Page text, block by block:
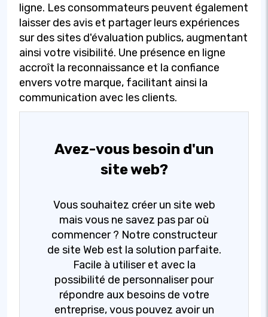
ligne. Les consommateurs peuvent également
laisser des avis et partager leurs expériences
sur des sites d'évaluation publics, augmentant
ainsi votre visibilité. Une présence en ligne
accroît la reconnaissance et la confiance
envers votre marque, facilitant ainsi la
communication avec les clients.
Avez-vous besoin d'un
site web?
Vous souhaitez créer un site web
mais vous ne savez pas par où
commencer ? Notre constructeur
de site Web est la solution parfaite.
Facile à utiliser et avec la
possibilité de personnaliser pour
répondre aux besoins de votre
entreprise, vous pouvez avoir un